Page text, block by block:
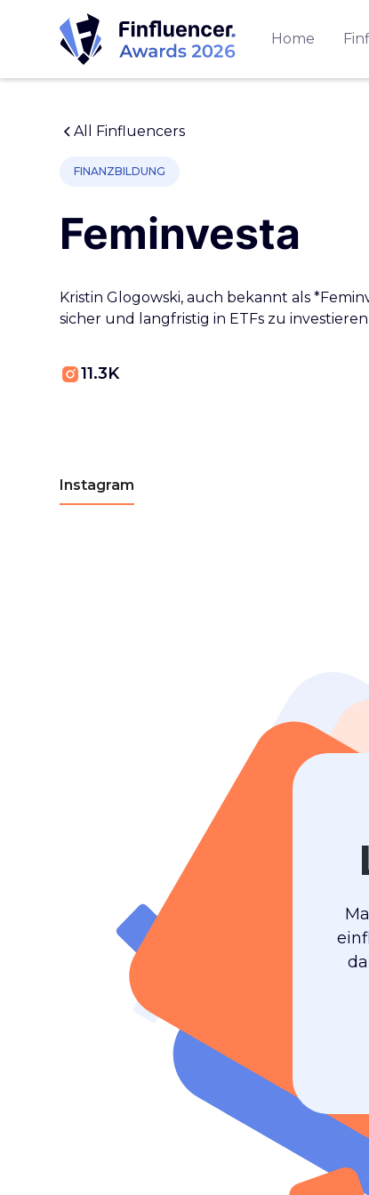
Home
All Finfluencers
FINANZBILDUNG
Feminvesta
Kristin Glogowski, auch bekannt als
sicher und langfristig in ETFs zu
11.3K
Instagram